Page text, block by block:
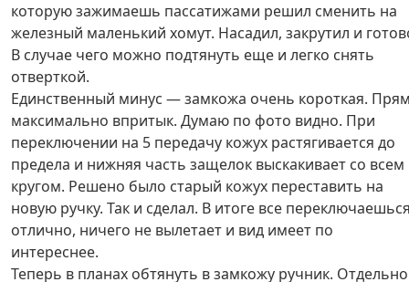
которую зажимаешь пассатижами решил сменить на
железный маленький хомут. Насадил, закрутил и
В случае чего можно подтянуть еще и легко снять
отверткой.
Единственный минус — замкожа очень короткая.
максимально впритык. Думаю по фото видно. При
переключении на 5 передачу кожух растягивается до
предела и нижняя часть защелок выскакивает со всем
кругом. Решено было старый кожух переставить на
новую ручку. Так и сделал. В итоге все
отлично, ничего не вылетает и вид имеет по
интереснее.
Теперь в планах обтянуть в замкожу ручник. Отдельно